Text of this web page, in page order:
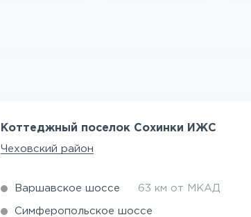
Коттеджный поселок Сохинки ИЖС
Чеховский район
Варшавское шоссе 63 км от МКАД
Симферопольское шоссе